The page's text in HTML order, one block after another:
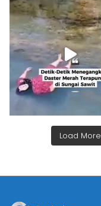
Load More